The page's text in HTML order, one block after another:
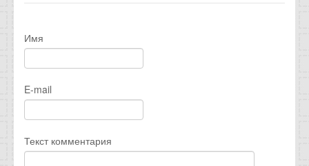
Имя
E-mail
Текст комментария